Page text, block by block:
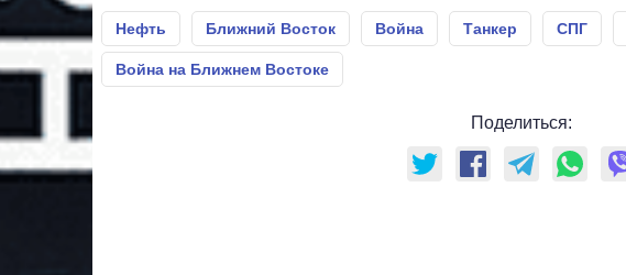
Нефть Ближний Восток Война Танкер СПГ
Война на Ближнем Востоке
Поделиться: